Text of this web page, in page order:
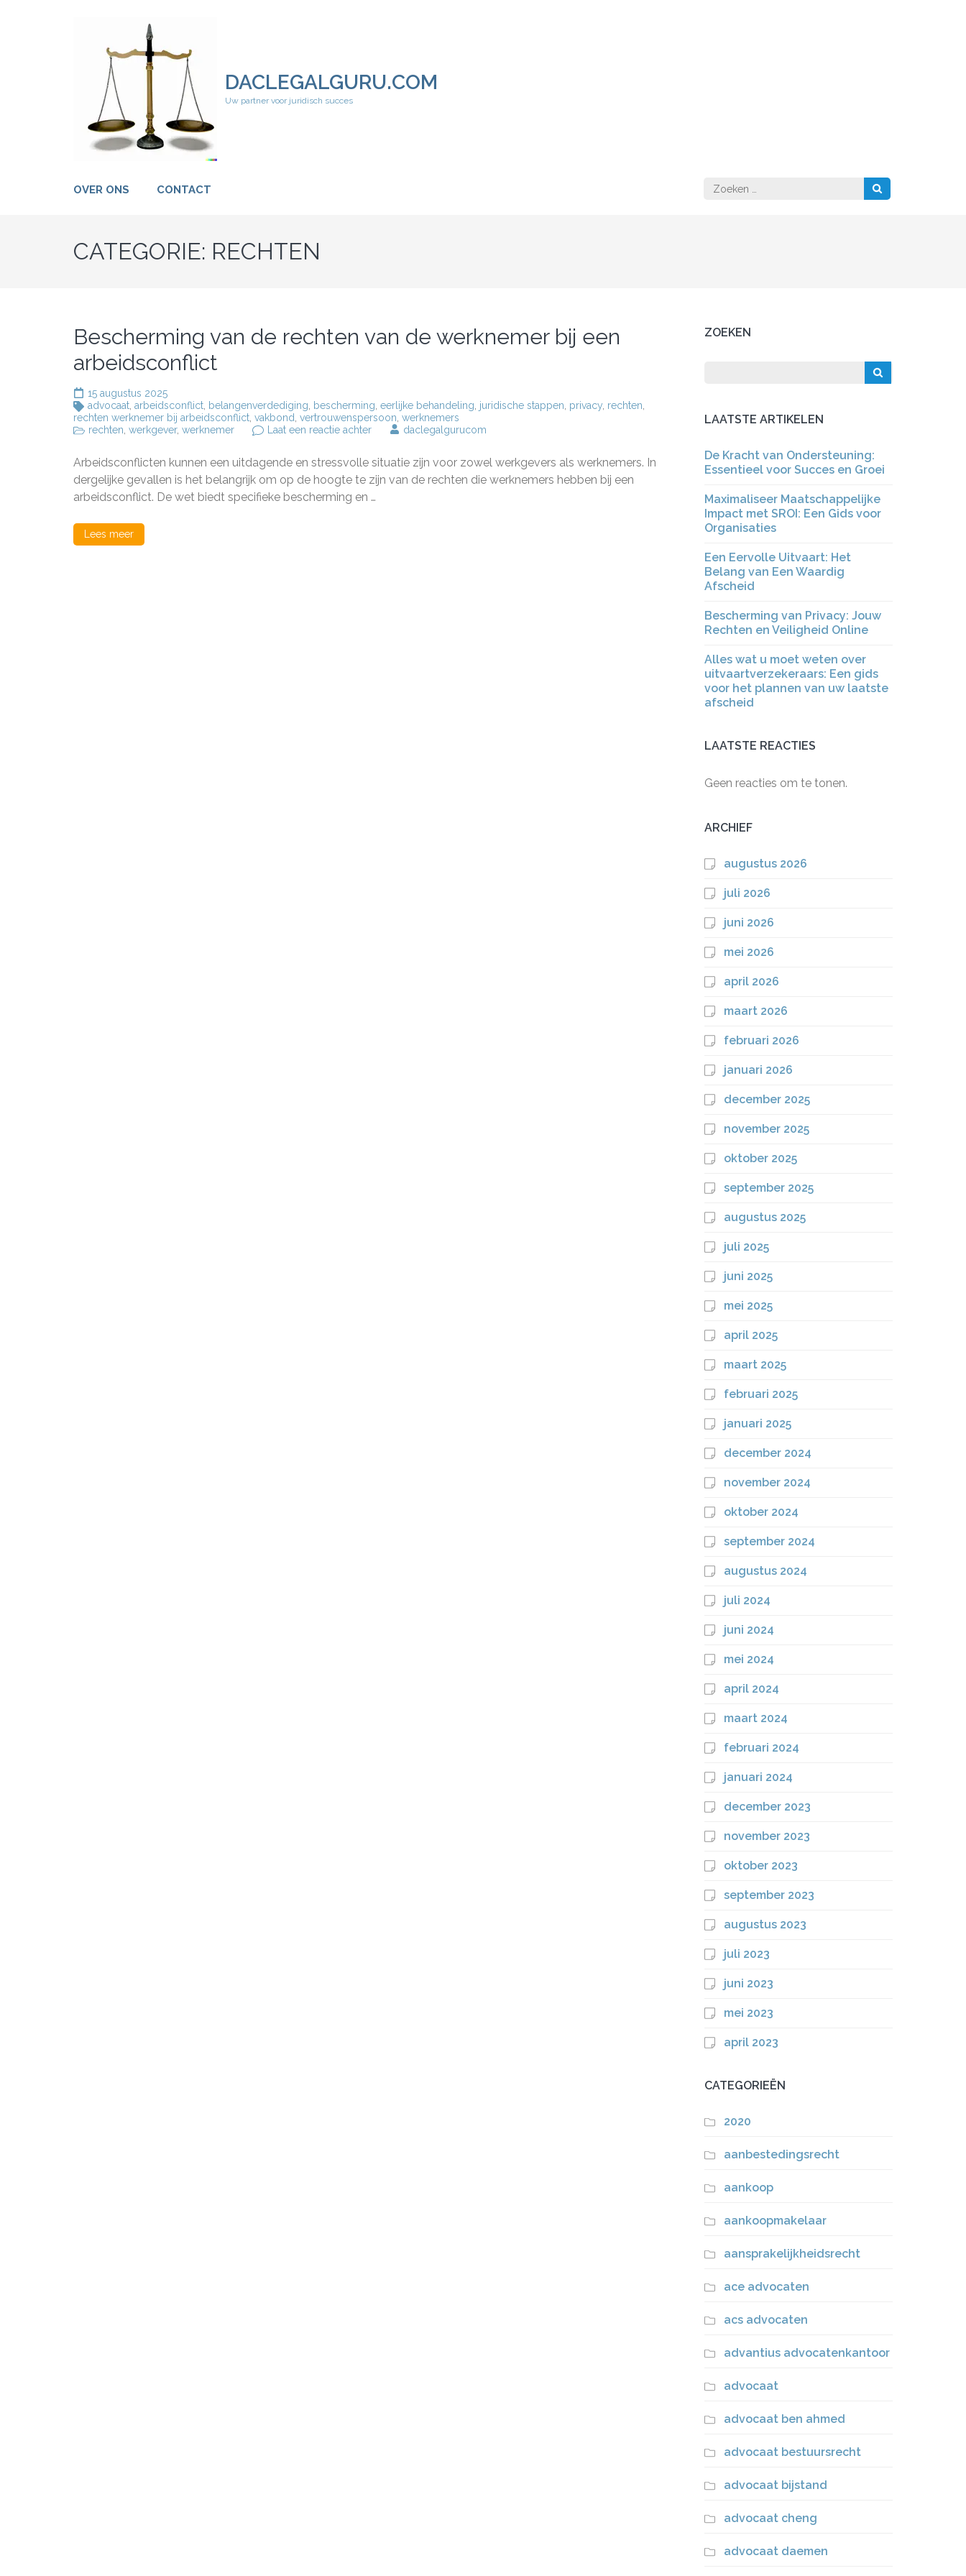
DACLEGALGURU.COM
Uw partner voor juridisch succes
OVER ONS CONTACT
Zoeken
naar:
CATEGORIE: RECHTEN
Bescherming van de rechten van de werknemer bij een
arbeidsconflict
15 augustus 2025
advocaat arbeidsconflict belangenverdediging bescherming eerlijke behandeling juridische stappen privacy rechten
rechten werknemer bij arbeidsconflict vakbond vertrouwenspersoon werknemers
rechten werkgever, werknemer Laat een reactie achterop
de
rechten
de
daclegalgurucom
Arbeidsconflicten kunnen een uitdagende en stressvolle situatie zijn voor zowel werkgevers als werknemers. In
dergelijke gevallen is het belangrijk om op de hoogte te zijn van de rechten die werknemers hebben bij een
arbeidsconflict. De wet biedt specifieke bescherming en …
Lees meer
ZOEKEN
LAATSTE ARTIKELEN
De Kracht van Ondersteuning:
Essentieel voor Succes en Groei
Maximaliseer Maatschappelijke
Impact met SROI: Een Gids voor
Organisaties
Een Eervolle Uitvaart: Het
Belang van Een Waardig
Afscheid
Bescherming van Privacy: Jouw
Rechten en Veiligheid Online
Alles wat u moet weten over
uitvaartverzekeraars: Een gids
voor het plannen van uw laatste
afscheid
LAATSTE REACTIES
Geen reacties om te tonen.
ARCHIEF
augustus 2026
juli 2026
juni 2026
mei 2026
april 2026
maart 2026
februari 2026
januari 2026
december 2025
november 2025
oktober 2025
september 2025
augustus 2025
juli 2025
juni 2025
mei 2025
april 2025
maart 2025
februari 2025
januari 2025
december 2024
november 2024
oktober 2024
september 2024
augustus 2024
juli 2024
juni 2024
mei 2024
april 2024
maart 2024
februari 2024
januari 2024
december 2023
november 2023
oktober 2023
september 2023
augustus 2023
juli 2023
juni 2023
mei 2023
april 2023
CATEGORIEËN
2020
aanbestedingsrecht
aankoop
aankoopmakelaar
aansprakelijkheidsrecht
ace advocaten
acs advocaten
advantius advocatenkantoor
advocaat
advocaat ben ahmed
advocaat bestuursrecht
advocaat bijstand
advocaat cheng
advocaat daemen